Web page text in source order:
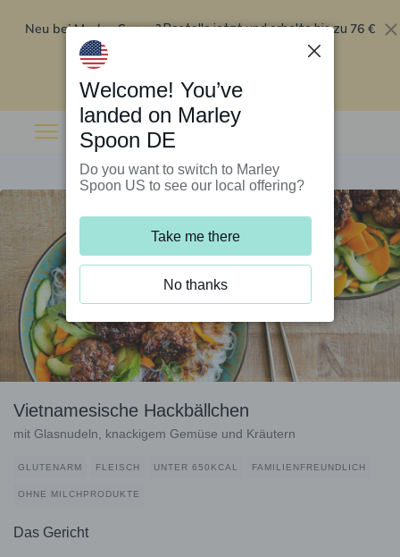
Neu bei Marley Spoon?Bestelle jetzt und erhalte bis zu 76 €
Rabatt auf deine ersten fünf Boxen
Vietnamesische Hackbällchen
mit Glasnudeln, knackigem Gemüse und Kräutern
GLUTENARM FLEISCH UNTER 650KCAL FAMILIENFREUNDLICH
OHNE MILCHPRODUKTE
Das Gericht
Welcome! You’ve
landed on Marley
Spoon DE
Do you want to switch to Marley
Spoon US to see our local offering?
Take me there
No thanks